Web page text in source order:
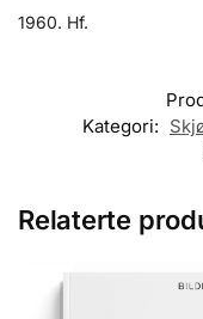
1960. Hf.
Kategori:
Relaterte